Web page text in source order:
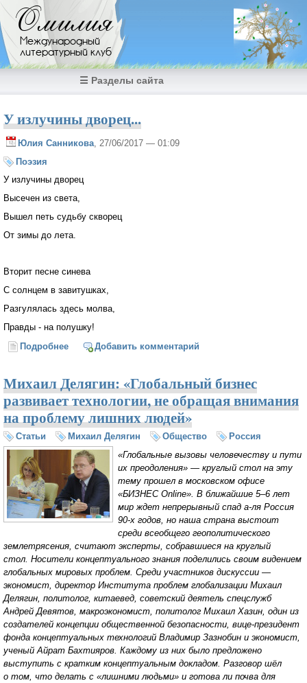
Перейти к основному содержанию
Омилия
Международный
литературный клуб
☰ Разделы сайта
У излучины дворец...
Юлия Санникова , 27/06/2017 — 01:09
Поэзия
У излучины дворец
Высечен из света,
Вышел петь судьбу скворец
От зимы до лета.
Вторит песне синева
С солнцем в завитушках,
Разгулялась здесь молва,
Правды - на полушку!
Подробнее о У излучины дворец...
Добавить комментарий
Михаил Делягин: «Глобальный бизнес
развивает технологии, не обращая внимания
на проблему лишних людей»
Статьи Михаил Делягин Общество
Россия
«Глобальные вызовы человечеству и пути
их преодоления» — круглый стол на эту
тему прошел в московском офисе
«БИЗНЕС Online». В ближайшие 5–6 лет
мир ждет непрерывный спад а-ля Россия
90-х годов, но наша страна выстоит
среди всеобщего геополитического
землетрясения, считают эксперты, собравшиеся на круглый
стол. Носители концептуального знания поделились своим видением
глобальных мировых проблем. Среди участников дискуссии —
экономист, директор Института проблем глобализации Михаил
Делягин, политолог, китаевед, советский деятель спецслужб
Андрей Девятов, макроэкономист, политолог Михаил Хазин, один из
создателей концепции общественной безопасности, вице-президент
фонда концептуальных технологий Владимир Зазнобин и экономист,
ученый Айрат Бахтияров. Каждому из них было предложено
выступить с кратким концептуальным докладом. Разговор шёл
о том, что делать с «лишними людьми» и готова ли почва для